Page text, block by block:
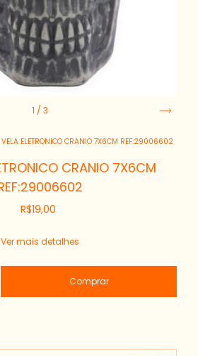
1 / 3
ELETRONICO CRANIO 7X6CM REF:29006602
CRANIO 7X6CM
R$19,00
Ver mais detalhes